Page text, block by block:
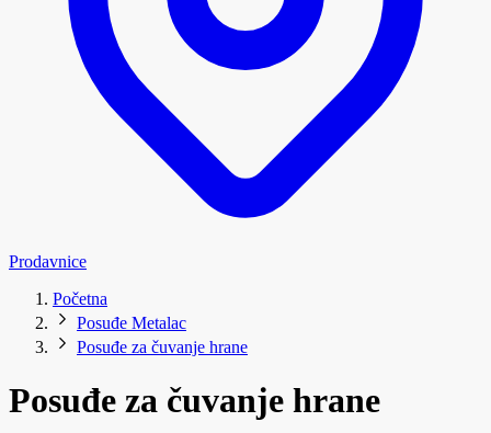
Prodavnice
Početna
Posuđe Metalac
Posuđe za čuvanje hrane
Posuđe za čuvanje hrane